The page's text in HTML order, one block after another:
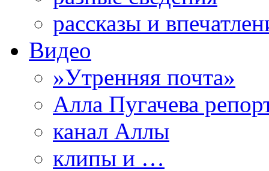
рассказы и
Видео
»Утренняя почта»
Алла Пугачева
канал Аллы
клипы и …